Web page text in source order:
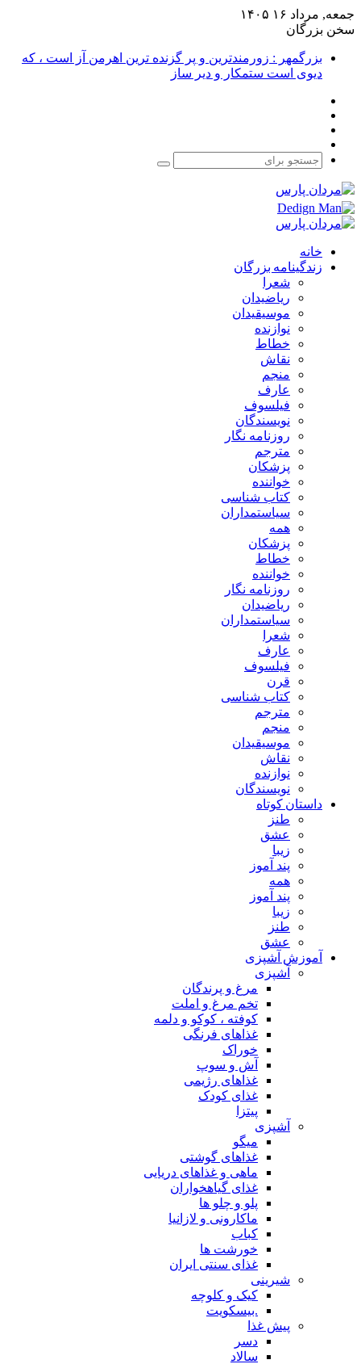
جمعه, مرداد ۱۶ ۱۴۰۵
سخن بزرگان
بزرگمهر : زورمندترین و پر گزنده ترین اهرمن آز است ، که
دیوی است ستمکار و دیر ساز
جستجو
خانه
زندگینامه بزرگان
شعرا
ریاضیدان
موسیقیدان
نوازنده
خطاط
نقاش
منجم
عارف
فیلسوف
نویسندگان
روزنامه نگار
مترجم
پزشکان
خواننده
کتاب شناسی
سیاستمداران
همه
پزشکان
خطاط
خواننده
روزنامه نگار
ریاضیدان
سیاستمداران
شعرا
عارف
فیلسوف
قرن
کتاب شناسی
مترجم
منجم
موسیقیدان
نقاش
نوازنده
نویسندگان
داستان کوتاه
طنز
عشق
زیبا
پند آموز
همه
پند آموز
زیبا
طنز
عشق
آموزش آشپزی
آشپزی
مرغ و پرندگان
تخم مرغ و املت
کوفته ، کوکو و دلمه
غذاهای فرنگی
خوراک
آش و سوپ
غذاهای رژیمی
غذای کودک
پیتزا
آشپزی
میگو
غذاهای گوشتی
ماهی و غذاهای دریایی
غذای گیاهخواران
پلو و چلو ها
ماکارونی و لازانیا
کباب
خورشت ها
غذای سنتی ایران
شیرینی
کیک و کلوچه
.بیسکویت
پیش غذا
دسر
سالاد